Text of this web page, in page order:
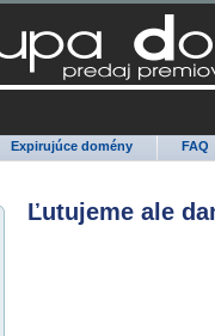
Expirujúce domény FAQ
Ľutujeme ale